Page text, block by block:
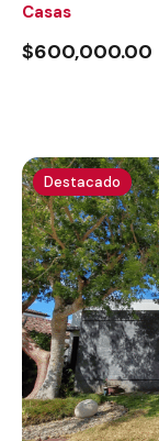
Casas
$600,000.00
Destacado